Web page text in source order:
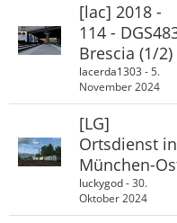
[lac] 2018 -
114 -
Brescia (1/2)
lacerda1303 -5.
November 2024
[LG]
Ortsdienst in
München-
luckygod-30.
Oktober 2024